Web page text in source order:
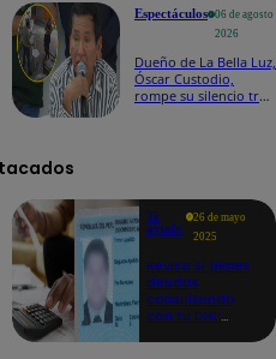
Espectáculos
06 de agosto
2026
Dueño de La Bella Luz,
Óscar Custodio,
rompe su silencio tras
Te
ayudo
26 de mayo
2025
Revisa si tienes
deudas
consultando
con tu DNI: